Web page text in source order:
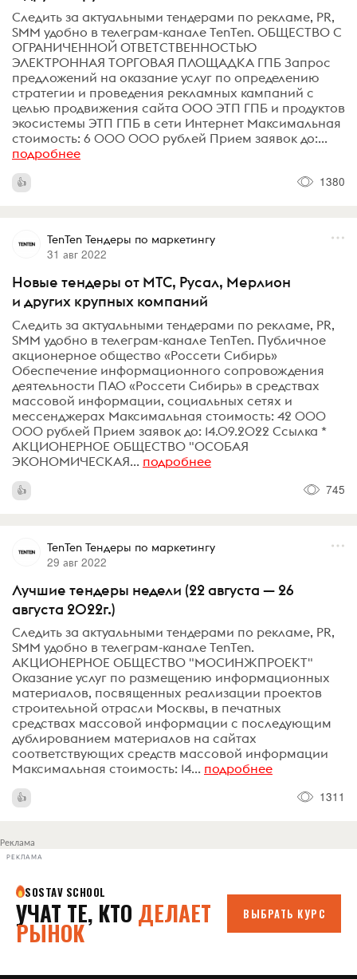
Следить за актуальными тендерами по рекламе, PR,
SMM удобно в телеграм-канале TenTen. ОБЩЕСТВО С
ОГРАНИЧЕННОЙ ОТВЕТСТВЕННОСТЬЮ
ЭЛЕКТРОННАЯ ТОРГОВАЯ ПЛОЩАДКА ГПБ Запрос
предложений на оказание услуг по определению
стратегии и проведения рекламных кампаний с
целью продвижения сайта ООО ЭТП ГПБ и продуктов
экосистемы ЭТП ГПБ в сети Интернет Максимальная
стоимость: 6 000 000 рублей Прием заявок до:...
подробнее
1380
TenTen Тендеры по маркетингу
31 авг 2022
Новые тендеры от МТС, Русал, Мерлион
и других крупных компаний
Следить за актуальными тендерами по рекламе, PR,
SMM удобно в телеграм-канале TenTen. Публичное
акционерное общество «Россети Сибирь»
Обеспечение информационного сопровождения
деятельности ПАО «Россети Сибирь» в средствах
массовой информации, социальных сетях и
мессенджерах Максимальная стоимость: 42 000
000 рублей Прием заявок до: 14.09.2022 Ссылка *
АКЦИОНЕРНОЕ ОБЩЕСТВО "ОСОБАЯ
ЭКОНОМИЧЕСКАЯ... подробнее
745
TenTen Тендеры по маркетингу
29 авг 2022
Лучшие тендеры недели (22 августа — 26
августа 2022г.)
Следить за актуальными тендерами по рекламе, PR,
SMM удобно в телеграм-канале TenTen.
АКЦИОНЕРНОЕ ОБЩЕСТВО "МОСИНЖПРОЕКТ"
Оказание услуг по размещению информационных
материалов, посвященных реализации проектов
строительной отрасли Москвы, в печатных
средствах массовой информации с последующим
дублированием материалов на сайтах
соответствующих средств массовой информации
Максимальная стоимость: 14... подробнее
1311
Реклама
РЕКЛАМА